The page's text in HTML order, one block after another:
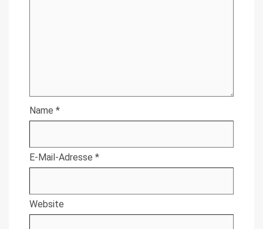
Name *
E-Mail-Adresse *
Website